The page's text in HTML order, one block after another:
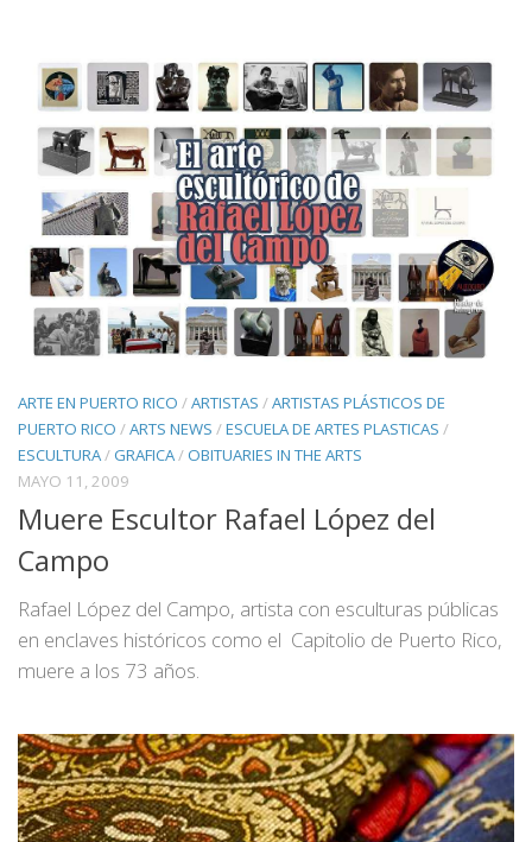
ARTE EN PUERTO RICO /ARTISTAS /ARTISTAS PLÁSTICOS DE
PUERTO RICO /ARTS NEWS /ESCUELA DE ARTES PLASTICAS /
ESCULTURA/ GRAFICA/ OBITUARIES IN THE ARTS
MAYO 11, 2009
Muere Escultor Rafael López del
Campo
Rafael López del Campo, artista con esculturas públicas
en enclaves históricos como el Capitolio de Puerto Rico,
muere a los 73 años.